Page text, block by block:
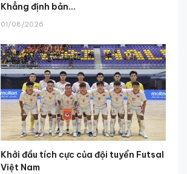
Khẳng định bản...
01/08/2026
Khởi đầu tích cực của đội tuyển Futsal
Việt Nam